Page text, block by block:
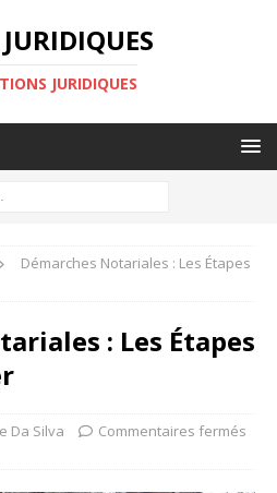
JURIDIQUES
Démarches Notariales : Les Étapes
: Les Étapes
Da Silva Commentaires fermés